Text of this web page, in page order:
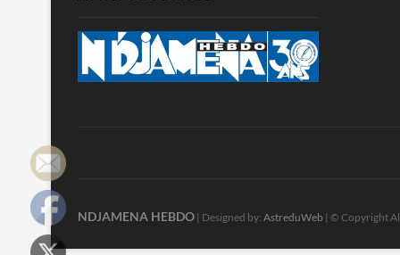
NDJAMENA HEBDO | Designed by: AstreduWeb | © Copyright